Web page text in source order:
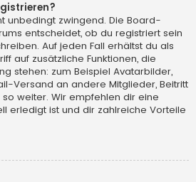
unbedingt zwingend. Die Board-
entscheidet, ob du registriert sein
Auf jeden Fall erhältst du als
auf zusätzliche Funktionen, die
stehen: zum Beispiel Avatarbilder,
Versand an andere Mitglieder, Beitritt
weiter. Wir empfehlen dir eine
erledigt ist und dir zahlreiche Vorteile